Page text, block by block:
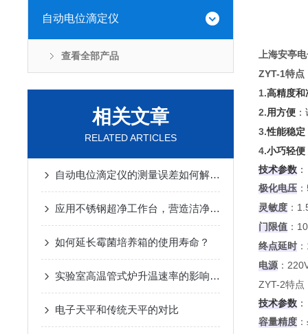
自动电位滴定仪
查看全部产品
相关文章
RELATED ARTICLES
自动电位滴定仪的测量误差如何解决？
应用不锈钢超净工作台，营造洁净环境
如何延长霉菌培养箱的使用寿命？
实验室高温管式炉升温速率的影响因素与优化策略
电子天平和传统天平的对比
上海安亭
ZYT-1特点
1.高精度和
2.用方便
3.性能稳定
4.小巧轻便
技术参数 ‌：
极化电压
灵敏度 ：
门限值 ：
终点延时
电源 ：
ZYT-2特点
技术参数 ‌：
容量精度